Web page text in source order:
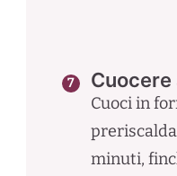
Cuoci in
minuti,